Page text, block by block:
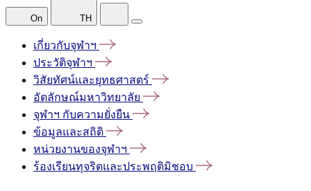
On TH
เกี่ยวกับจุฬาฯ
ประวัติจุฬาฯ
วิสัยทัศน์และยุทธศาสตร์
อัตลักษณ์มหาวิทยาลัย
จุฬาฯ กับความยั่งยืน
ข้อมูลและสถิติ
หน่วยงานของจุฬาฯ
ร้องเรียนทุจริตและประพฤติมิชอบ